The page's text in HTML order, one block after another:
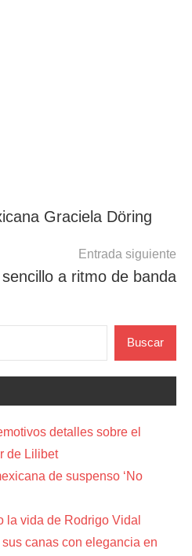
Graciela Döring
Entrada siguiente
a ritmo de banda
Buscar
detalles sobre el
de Lilibet
de suspenso ‘No
la vida de Rodrigo Vidal
canas con elegancia en